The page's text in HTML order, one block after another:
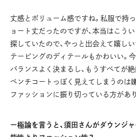
丈感とボリューム感ですね。私服で持
ョート丈だったのですが、本当はこう
探していたので、やっと出会えて嬉しい
テーピングのディテールもかわいい。
バランスよく決まるし、もうすべてが
ベンチコートっぽく見えてしまうのは
ファッションに振り切っている方があ
ー極論を言うと、須田さんがダウンジ